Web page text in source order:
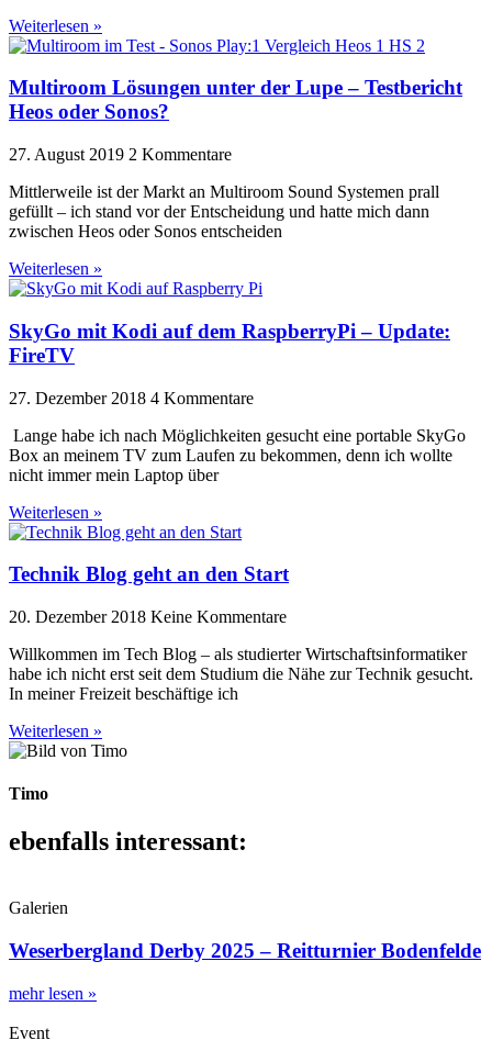
Weiterlesen »
Multiroom Lösungen unter der Lupe – Testbericht
Heos oder Sonos?
27. August 2019 2 Kommentare
Mittlerweile ist der Markt an Multiroom Sound Systemen prall
gefüllt – ich stand vor der Entscheidung und hatte mich dann
zwischen Heos oder Sonos entscheiden
Weiterlesen »
SkyGo mit Kodi auf dem RaspberryPi – Update:
FireTV
27. Dezember 2018 4 Kommentare
Lange habe ich nach Möglichkeiten gesucht eine portable SkyGo
Box an meinem TV zum Laufen zu bekommen, denn ich wollte
nicht immer mein Laptop über
Weiterlesen »
Technik Blog geht an den Start
20. Dezember 2018 Keine Kommentare
Willkommen im Tech Blog – als studierter Wirtschaftsinformatiker
habe ich nicht erst seit dem Studium die Nähe zur Technik gesucht.
In meiner Freizeit beschäftige ich
Weiterlesen »
Timo
ebenfalls interessant:
Galerien
Weserbergland Derby 2025 – Reitturnier Bodenfelde
mehr lesen »
Event